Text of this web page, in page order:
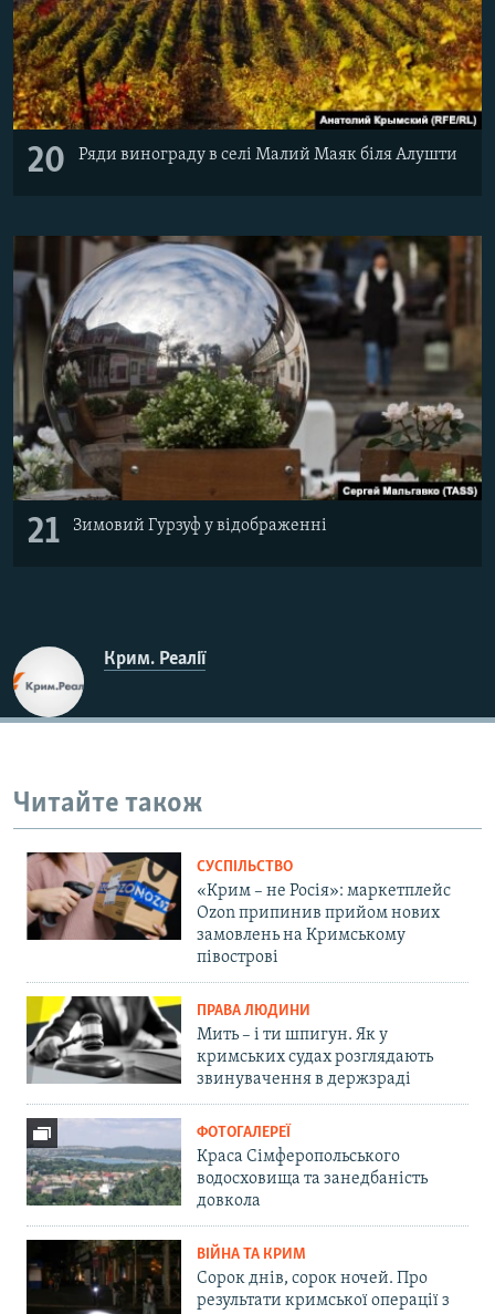
20 Ряди винограду в селі Малий Маяк біля Алушти
21 Зимовий Гурзуф у відображенні
Крим. Реалії
Читайте також
СУСПІЛЬСТВО
«Крим – не Росія»: маркетплейс
Ozon припинив прийом нових
замовлень на Кримському
півострові
ПРАВА ЛЮДИНИ
Мить – і ти шпигун. Як у
кримських судах розглядають
звинувачення в держзраді
ФОТОГАЛЕРЕЇ
Краса Сімферопольського
водосховища та занедбаність
довкола
ВІЙНА ТА КРИМ
Сорок днів, сорок ночей. Про
результати кримської операції з